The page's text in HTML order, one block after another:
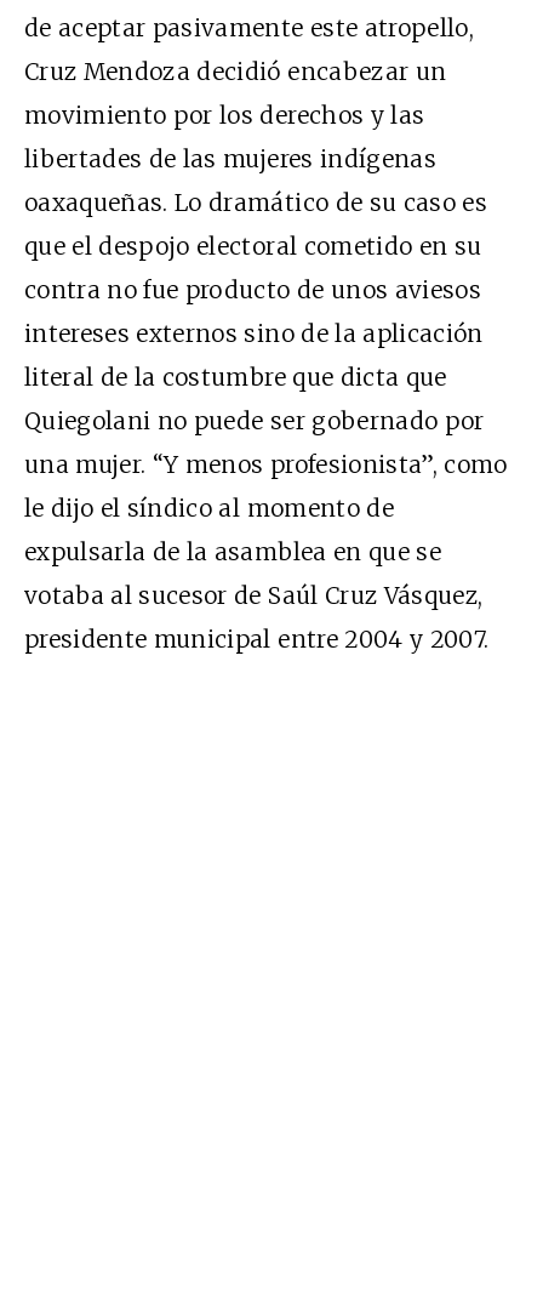
de aceptar pasivamente este atropello,
Cruz Mendoza decidió encabezar un
movimiento por los derechos y las
libertades de las mujeres indígenas
oaxaqueñas. Lo dramático de su caso es
que el despojo electoral cometido en su
contra no fue producto de unos aviesos
intereses externos sino de la aplicación
literal de la costumbre que dicta que
Quiegolani no puede ser gobernado por
una mujer. “Y menos profesionista”, como
le dijo el síndico al momento de
expulsarla de la asamblea en que se
votaba al sucesor de Saúl Cruz Vásquez,
presidente municipal entre 2004 y 2007.